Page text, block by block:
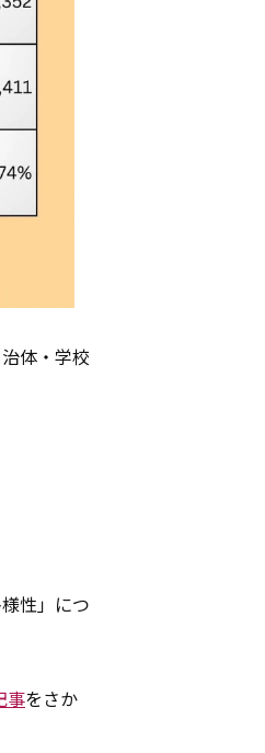
体・学校
性」につ
事をさか